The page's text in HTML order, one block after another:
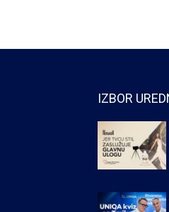
IZBOR